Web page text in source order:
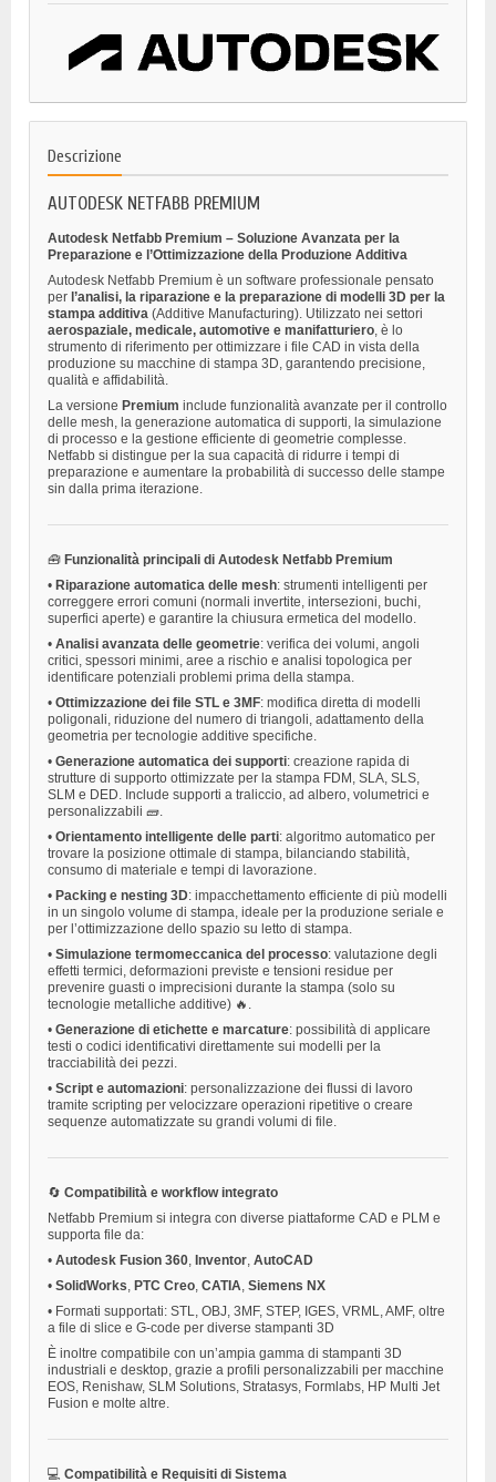
Descrizione
AUTODESK NETFABB PREMIUM
Autodesk Netfabb Premium – Soluzione Avanzata per la
Preparazione e l’Ottimizzazione della Produzione Additiva
Autodesk Netfabb Premium è un software professionale pensato
per l’analisi, la riparazione e la preparazione di modelli 3D per la
stampa additiva (Additive Manufacturing). Utilizzato nei settori
aerospaziale, medicale, automotive e manifatturiero, è lo
strumento di riferimento per ottimizzare i file CAD in vista della
produzione su macchine di stampa 3D, garantendo precisione,
qualità e affidabilità.
La versione Premium include funzionalità avanzate per il controllo
delle mesh, la generazione automatica di supporti, la simulazione
di processo e la gestione efficiente di geometrie complesse.
Netfabb si distingue per la sua capacità di ridurre i tempi di
preparazione e aumentare la probabilità di successo delle stampe
sin dalla prima iterazione.
🧰 Funzionalità principali di Autodesk Netfabb Premium
• Riparazione automatica delle mesh: strumenti intelligenti per
correggere errori comuni (normali invertite, intersezioni, buchi,
superfici aperte) e garantire la chiusura ermetica del modello.
• Analisi avanzata delle geometrie: verifica dei volumi, angoli
critici, spessori minimi, aree a rischio e analisi topologica per
identificare potenziali problemi prima della stampa.
• Ottimizzazione dei file STL e 3MF: modifica diretta di modelli
poligonali, riduzione del numero di triangoli, adattamento della
geometria per tecnologie additive specifiche.
• Generazione automatica dei supporti: creazione rapida di
strutture di supporto ottimizzate per la stampa FDM, SLA, SLS,
SLM e DED. Include supporti a traliccio, ad albero, volumetrici e
personalizzabili 🧱.
• Orientamento intelligente delle parti: algoritmo automatico per
trovare la posizione ottimale di stampa, bilanciando stabilità,
consumo di materiale e tempi di lavorazione.
• Packing e nesting 3D: impacchettamento efficiente di più modelli
in un singolo volume di stampa, ideale per la produzione seriale e
per l’ottimizzazione dello spazio su letto di stampa.
• Simulazione termomeccanica del processo: valutazione degli
effetti termici, deformazioni previste e tensioni residue per
prevenire guasti o imprecisioni durante la stampa (solo su
tecnologie metalliche additive) 🔥.
• Generazione di etichette e marcature: possibilità di applicare
testi o codici identificativi direttamente sui modelli per la
tracciabilità dei pezzi.
• Script e automazioni: personalizzazione dei flussi di lavoro
tramite scripting per velocizzare operazioni ripetitive o creare
sequenze automatizzate su grandi volumi di file.
🔄 Compatibilità e workflow integrato
Netfabb Premium si integra con diverse piattaforme CAD e PLM e
supporta file da:
• Autodesk Fusion 360, Inventor, AutoCAD
• SolidWorks, PTC Creo, CATIA, Siemens NX
• Formati supportati: STL, OBJ, 3MF, STEP, IGES, VRML, AMF, oltre
a file di slice e G-code per diverse stampanti 3D
È inoltre compatibile con un’ampia gamma di stampanti 3D
industriali e desktop, grazie a profili personalizzabili per macchine
EOS, Renishaw, SLM Solutions, Stratasys, Formlabs, HP Multi Jet
Fusion e molte altre.
💻 Compatibilità e Requisiti di Sistema